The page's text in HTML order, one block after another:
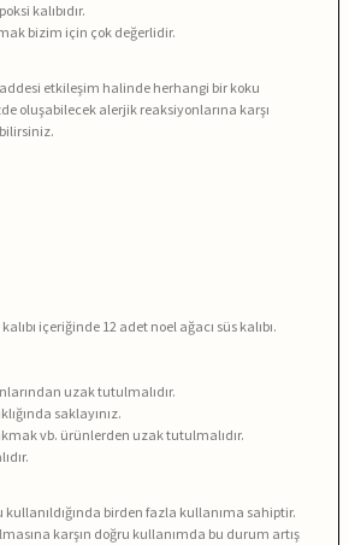
kalıbıdır.
bizim için çok değerlidir.
etkileşim halinde herhangi bir koku
oluşabilecek alerjik reaksiyonlarına karşı
içeriğinde 12 adet noel ağacı süs kalıbı.
uzak tutulmalıdır.
saklayınız.
vb. ürünlerden uzak tutulmalıdır.
kullanıldığında birden fazla kullanıma sahiptir.
karşın doğru kullanımda bu durum artış